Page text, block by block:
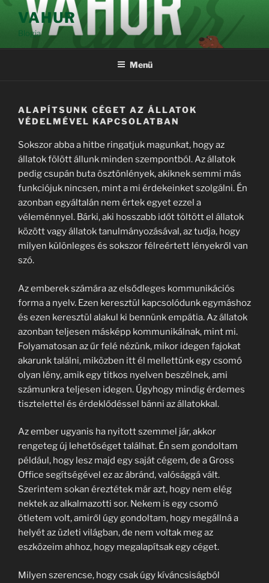
Tartalomhoz
VAHUR
Blogja
Menü
ALAPÍTSUNK CÉGET AZ ÁLLATOK
VÉDELMÉVEL KAPCSOLATBAN
Sokszor abba a hitbe ringatjuk magunkat, hogy az
állatok fölött állunk minden szempontból. Az állatok
pedig csupán buta ösztönlények, akiknek semmi más
funkciójuk nincsen, mint a mi érdekeinket szolgálni. Én
azonban egyáltalán nem értek egyet ezzel a
véleménnyel. Bárki, aki hosszabb időt töltött el állatok
között vagy állatok tanulmányozásával, az tudja, hogy
milyen különleges és sokszor félreértett lényekről van
szó.
Az emberek számára az elsődleges kommunikációs
forma a nyelv. Ezen keresztül kapcsolódunk egymáshoz
és ezen keresztül alakul ki bennünk empátia. Az állatok
azonban teljesen másképp kommunikálnak, mint mi.
Folyamatosan az űr felé nézünk, mikor idegen fajokat
akarunk találni, miközben itt él mellettünk egy csomó
olyan lény, amik egy titkos nyelven beszélnek, ami
számunkra teljesen idegen. Úgyhogy mindig érdemes
tisztelettel és érdeklődéssel bánni az állatokkal.
Az ember ugyanis ha nyitott szemmel jár, akkor
rengeteg új lehetőséget találhat. Én sem gondoltam
például, hogy lesz majd egy saját cégem, de a Gross
Office segítségével ez az ábránd, valósággá vált.
Szerintem sokan éreztétek már azt, hogy nem elég
nektek az alkalmazotti sor. Nekem is egy csomó
ötletem volt, amiről úgy gondoltam, hogy megállná a
helyét az üzleti világban, de nem voltak meg az
eszközeim ahhoz, hogy megalapítsak egy céget.
Milyen szerencse, hogy csak úgy kíváncsiságból